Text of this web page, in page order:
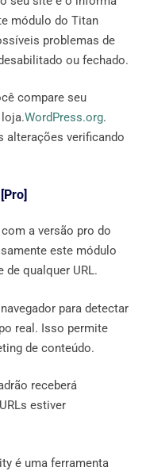
módulo do Titan
problemas de
ou fechado.
compare seu
WordPress.org.
alterações verificando
a versão pro do
este módulo
qualquer URL.
para detectar
real. Isso permite
de conteúdo.
receberá
estiver
é uma ferramenta